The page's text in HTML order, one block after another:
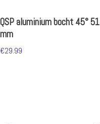
QSP aluminium bocht 45° 51
mm
€29.99